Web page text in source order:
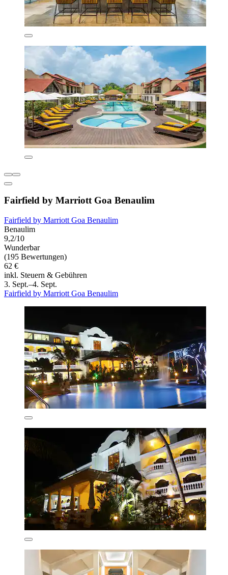
Fairfield by Marriott Goa Benaulim
Fairfield by Marriott Goa Benaulim
Benaulim
9,2/10
Wunderbar
(195 Bewertungen)
62 €
inkl. Steuern & Gebühren
3. Sept.–4. Sept.
Fairfield by Marriott Goa Benaulim